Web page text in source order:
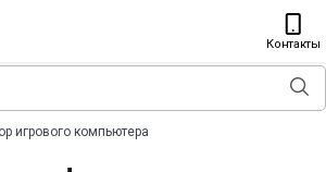
Контакты
игрового компьютера